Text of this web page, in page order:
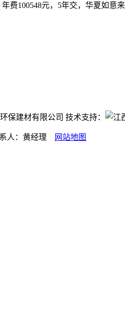
100548元，5年交，华夏如意来
保建材有限公司 技术支持：
人：黄经理 网站地图